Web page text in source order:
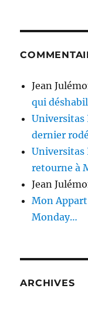
Jean
qui
Universitas
dernier
Universitas
retourne à
Jean
Mon
Monday…
ARCHIVES